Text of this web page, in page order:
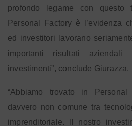
profondo legame con questo
Personal Factory è l’evidenza
ed investitori lavorano
importanti risultati
investimenti”, conclude Giurazza.
“Abbiamo trovato in
davvero non comune tra
imprenditoriale. Il nostro